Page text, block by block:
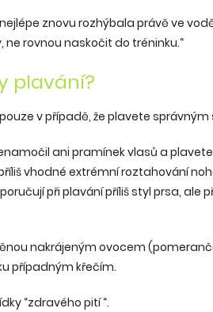
znovu rozhýbala právě ve
rovnou naskočit do tréninku.“
plavání?
v případě, že plavete správným
ani pramínek vlasů a
vhodné extrémní roztahování
při plavání příliš styl prsa, ale
nakrájeným ovocem
případným křečím.
“zdravého pití “.